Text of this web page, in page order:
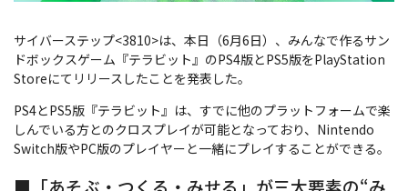
サイバーステップ<3810>は、本日（6月6日）、みんなで作るサン
ドボックスゲーム『テラビット』のPS4版とPS5版をPlayStation
Storeにてリリースしたことを発表した。
PS4とPS5版『テラビット』は、すでに他のプラットフォームで楽
しんでいる方とのクロスプレイが可能となっており、Nintendo
Switch版やPC版のプレイヤーと一緒にプレイすることができる。
■「あそぶ・つくる・みせる」が三大要素の“み